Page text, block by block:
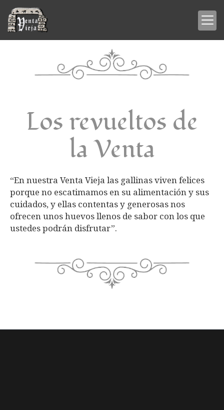
Los revueltos de
la Venta
“En nuestra Venta Vieja las gallinas viven felices
porque no escatimamos en su alimentación y sus
cuidados, y ellas contentas y generosas nos
ofrecen unos huevos llenos de sabor con los que
ustedes podrán disfrutar”.